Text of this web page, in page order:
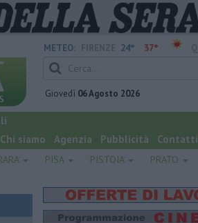
METEO: 24° 37°
Giovedì 06 Agosto 2026
Chi siamo
Agenzia Pubblicità Contatti
PISA PISTOIA PRATO